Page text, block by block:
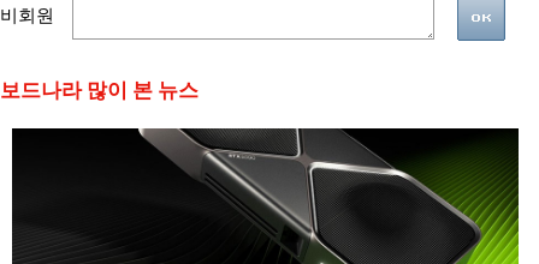
비회원
보드나라 많이 본 뉴스